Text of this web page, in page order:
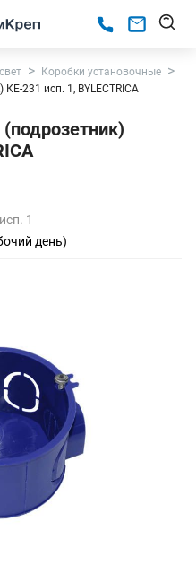
Коробки установочные
231 исп. 1, BYLECTRICA
1
день)